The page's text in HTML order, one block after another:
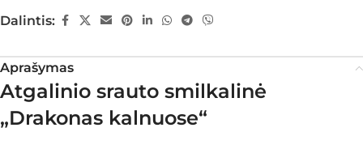
Dalintis:
Aprašymas
Atgalinio srauto smilkalinė
„Drakonas kalnuose“